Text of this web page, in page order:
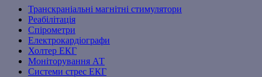
Транскраніальні магнітні стимулятори
Реабілітація
Спірометри
Електрокардіографи
Холтер ЕКГ
Моніторування АТ
Системи стрес ЕКГ